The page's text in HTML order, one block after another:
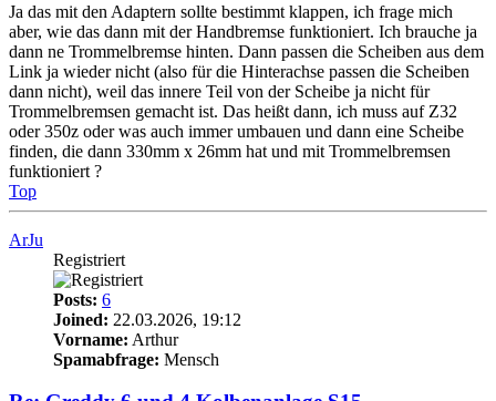
Ja das mit den Adaptern sollte bestimmt klappen, ich frage mich
aber, wie das dann mit der Handbremse funktioniert. Ich brauche ja
dann ne Trommelbremse hinten. Dann passen die Scheiben aus dem
Link ja wieder nicht (also für die Hinterachse passen die Scheiben
dann nicht), weil das innere Teil von der Scheibe ja nicht für
Trommelbremsen gemacht ist. Das heißt dann, ich muss auf Z32
oder 350z oder was auch immer umbauen und dann eine Scheibe
finden, die dann 330mm x 26mm hat und mit Trommelbremsen
funktioniert ?
Top
ArJu
Registriert
Posts: 6
Joined: 22.03.2026, 19:12
Vorname: Arthur
Spamabfrage: Mensch